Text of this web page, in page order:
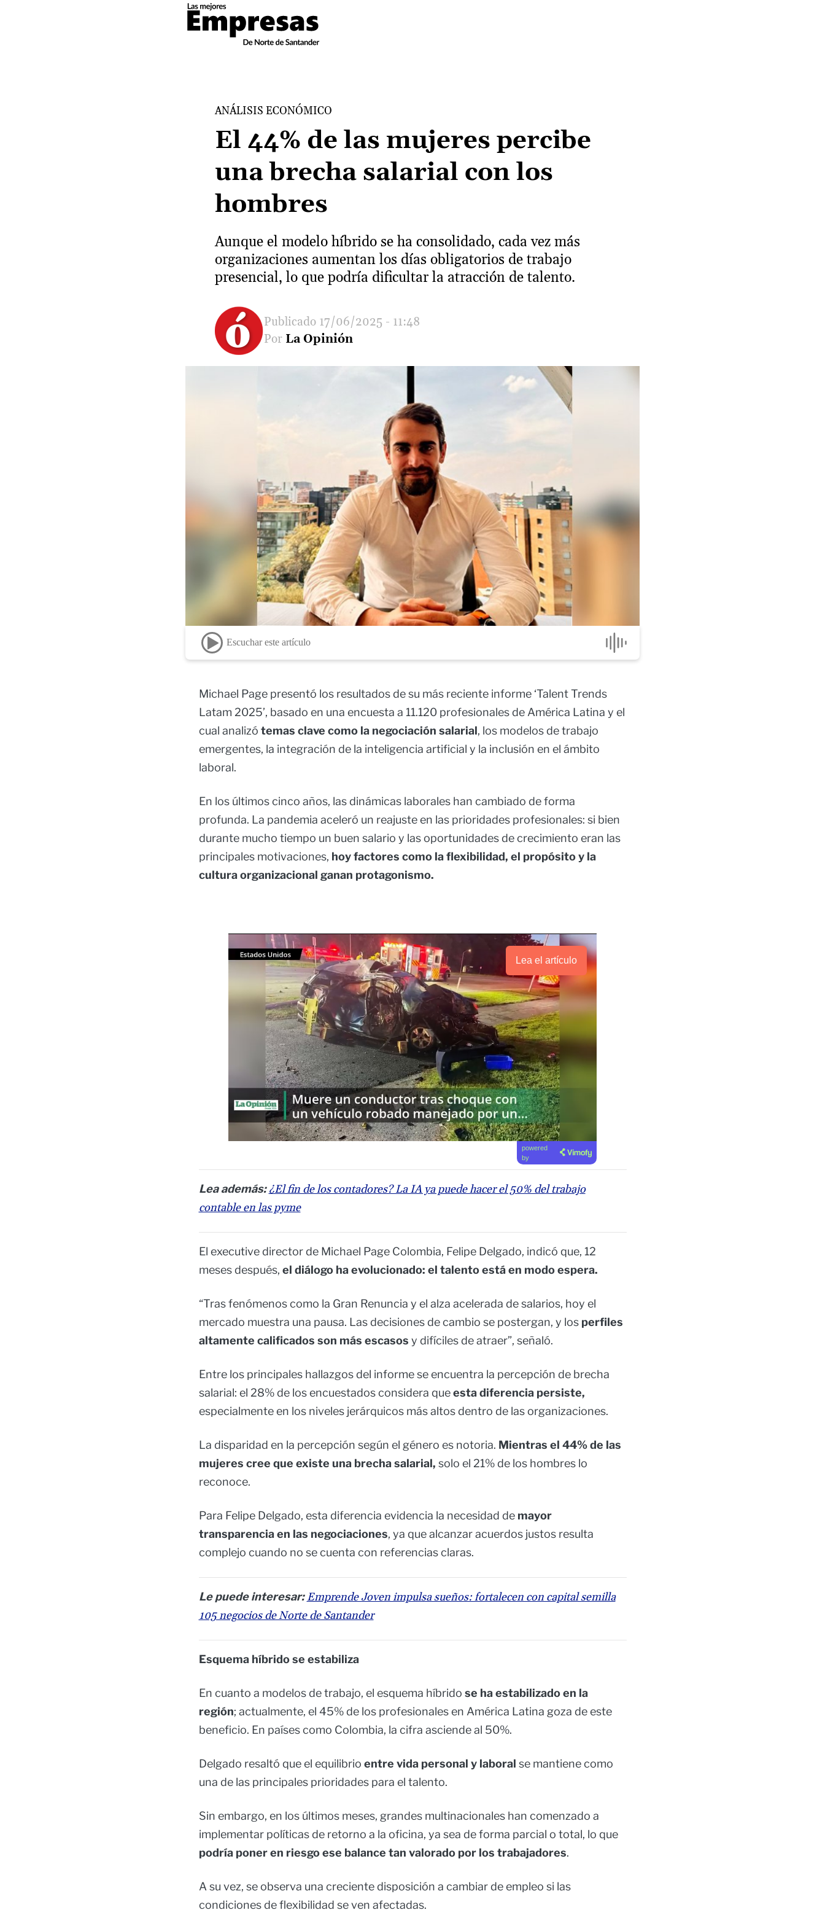
ANÁLISIS ECONÓMICO
El 44% de las mujeres percibe
una brecha salarial con los
hombres
Aunque el modelo híbrido se ha consolidado, cada vez más
organizaciones aumentan los días obligatorios de trabajo
presencial, lo que podría dificultar la atracción de talento.
17/06/2025 - 11:48
La Opinión
Escuchar este artículo
Michael Page presentó los resultados de su más reciente informe ‘Talent Trends
Latam 2025’, basado en una encuesta a 11.120 profesionales de América Latina y el
cual analizó temas clave como la negociación salarial, los modelos de trabajo
emergentes, la integración de la inteligencia artificial y la inclusión en el ámbito
laboral.
En los últimos cinco años, las dinámicas laborales han cambiado de forma
profunda. La pandemia aceleró un reajuste en las prioridades profesionales: si bien
durante mucho tiempo un buen salario y las oportunidades de crecimiento eran las
principales motivaciones, hoy factores como la flexibilidad, el propósito y la
cultura organizacional ganan protagonismo.
Lea el artículo
powered
by
Lea además:¿El fin de los contadores? La IA ya puede hacer el 50% del trabajo
contable en las pyme
El executive director de Michael Page Colombia, Felipe Delgado, indicó que, 12
meses después, el diálogo ha evolucionado: el talento está en modo espera.
“Tras fenómenos como la Gran Renuncia y el alza acelerada de salarios, hoy el
mercado muestra una pausa. Las decisiones de cambio se postergan, y losperfiles
altamente calificados son más escasos y difíciles de atraer”, señaló.
Entre los principales hallazgos del informe se encuentra la percepción de brecha
salarial: el 28% de los encuestados considera queesta diferencia persiste,
especialmente en los niveles jerárquicos más altos dentro de las organizaciones.
La disparidad en la percepción según el género es notoria. Mientras el 44% de las
mujeres cree que existe una brecha salarial, solo el 21% de los hombres lo
reconoce.
Para Felipe Delgado, esta diferencia evidencia la necesidad de mayor
transparencia en las negociaciones, ya que alcanzar acuerdos justos resulta
complejo cuando no se cuenta con referencias claras.
Le puede interesar:Emprende Joven impulsa sueños: fortalecen con capital semilla
105 negocios de Norte de Santander
Esquema híbrido se estabiliza
En cuanto a modelos de trabajo, el esquema híbrido se ha estabilizado en la
región; actualmente, el 45% de los profesionales en América Latina goza de este
beneficio. En países como Colombia, la cifra asciende al 50%.
Delgado resaltó que el equilibrio entre vida personal y laboral se mantiene como
una de las principales prioridades para el talento.
Sin embargo, en los últimos meses, grandes multinacionales han comenzado a
implementar políticas de retorno a la oficina, ya sea de forma parcial o total, lo que
podría poner en riesgo ese balance tan valorado por los trabajadores.
A su vez, se observa una creciente disposición a cambiar de empleo si las
condiciones de flexibilidad se ven afectadas.